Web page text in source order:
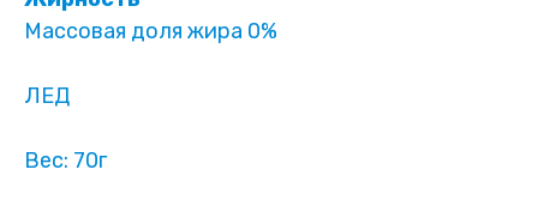
Массовая доля жира 0%
ЛЕД
Вес: 70г